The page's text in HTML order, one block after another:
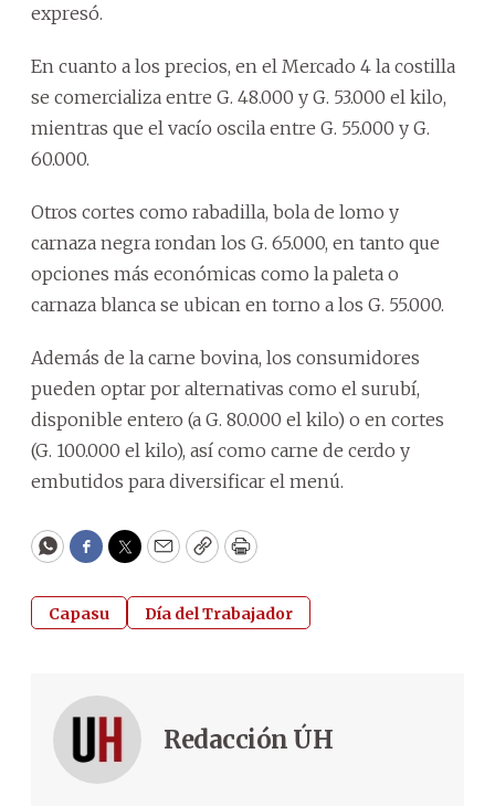
expresó.
En cuanto a los precios, en el Mercado 4 la costilla
se comercializa entre G. 48.000 y G. 53.000 el kilo,
mientras que el vacío oscila entre G. 55.000 y G.
60.000.
Otros cortes como rabadilla, bola de lomo y
carnaza negra rondan los G. 65.000, en tanto que
opciones más económicas como la paleta o
carnaza blanca se ubican en torno a los G. 55.000.
Además de la carne bovina, los consumidores
pueden optar por alternativas como el surubí,
disponible entero (a G. 80.000 el kilo) o en cortes
(G. 100.000 el kilo), así como carne de cerdo y
embutidos para diversificar el menú.
WhatsApp
Facebook
Twitter
EmailCopyPrint
Capasu Día del Trabajador
Redacción ÚH